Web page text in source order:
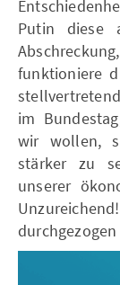
Putin diese
funktioniere
im
wir wollen,
stärker zu
unserer